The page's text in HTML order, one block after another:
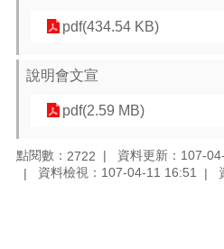
pdf(434.54 KB)
說明會文宣
pdf(2.59 MB)
點閱數： 2722
資料更新：107-
資料檢視：107-04-11 16:51